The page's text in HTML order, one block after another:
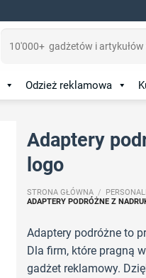
Odzież reklamowa
Adaptery
logo
STRONA GŁÓWNA /
ADAPTERY PODRÓŻNE Z
Adaptery podróżne to
Dla firm, które pragną
gadżet reklamowy.